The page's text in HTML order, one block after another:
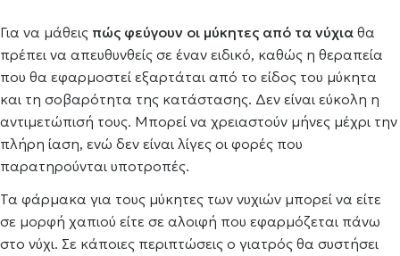
Για να μάθεις πώς φεύγουν οι μύκητες από τα νύχια θα
πρέπει να απευθυνθείς σε έναν ειδικό, καθώς η θεραπεία
που θα εφαρμοστεί εξαρτάται από το είδος του μύκητα
και τη σοβαρότητα της κατάστασης. Δεν είναι εύκολη η
αντιμετώπισή τους. Μπορεί να χρειαστούν μήνες μέχρι την
πλήρη ίαση, ενώ δεν είναι λίγες οι φορές που
παρατηρούνται υποτροπές.
Τα φάρμακα για τους μύκητες των νυχιών μπορεί να είτε
σε μορφή χαπιού είτε σε αλοιφή που εφαρμόζεται πάνω
στο νύχι. Σε κάποιες περιπτώσεις ο γιατρός θα συστήσει